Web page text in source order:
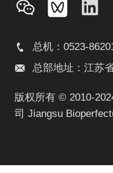
总机：0523-
总部地址：江苏
版权所有 © 2010-
司 Jiangsu